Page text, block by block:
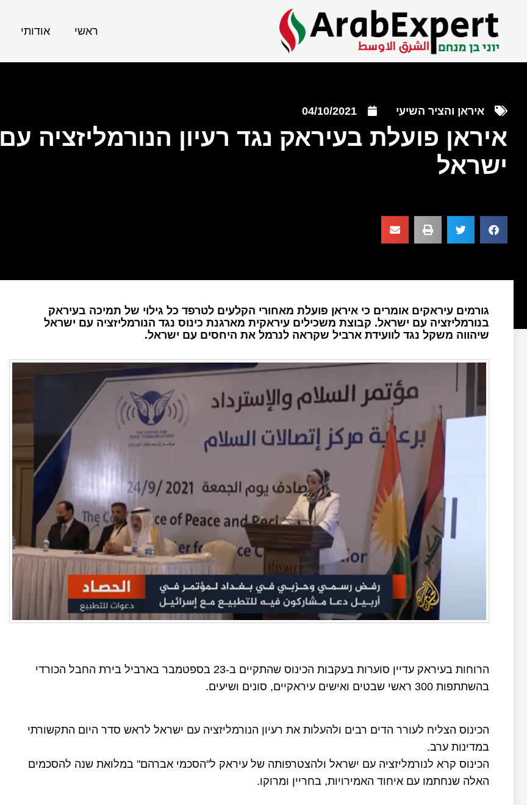
ראשי אודותי
איראן והציר השיעי 04/10/2021
איראן פועלת בעיראק נגד רעיון הנורמליזציה עם
ישראל
גורמים עיראקים אומרים כי איראן פועלת מאחורי הקלעים לטרפד כל גילוי של תמיכה בעיראק
בנורמליזציה עם ישראל. קבוצת משכילים עיראקית מארגנת כינוס נגד הנורמליזציה עם ישראל
שיהווה משקל נגד לוועידת ארביל שקראה לנרמל את היחסים עם ישראל.
הרוחות בעיראק עדיין סוערות בעקבות הכינוס שהתקיים ב-23 בספטמבר בארביל בירת החבל הכורדי
בהשתתפות 300 ראשי שבטים ואישים עיראקיים, סונים ושיעים.
הכינוס הצליח לעורר הדים רבים ולהעלות את רעיון הנורמליזציה עם ישראל לראש סדר היום התקשורתי
במדינות ערב.
הכינוס קרא לנורמליזציה עם ישראל ולהצטרפותה של עיראק ל"הסכמי אברהם" במלואת שנה להסכמים
האלה שנחתמו עם איחוד האמירויות, בחריין ומרוקו.